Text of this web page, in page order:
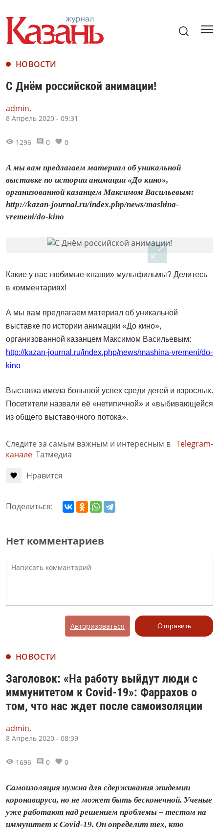
НОВОСТИ
С Днём российской анимации!
admin,
8 Апрель 2020 - 09:31
1296 0 0
А мы вам предлагаем материал об уникальной
выставке по истории анимации «До кино»,
организованной казанцем Максимом Васильевым:
http://kazan-journal.ru/index.php/news/mashina-
vremeni/do-kino
Какие у вас любимые «наши» мультфильмы? Делитесь
в комментариях!
А мы вам предлагаем материал об уникальной
выставке по истории анимации «До кино»,
организованной казанцем Максимом Васильевым:
http://kazan-journal.ru/index.php/news/mashina-vremeni/do-
kino
Выставка имела большой успех среди детей и взрослых.
Посетители назвали её «нетипичной» и «выбивающейся
из общего выставочного потока».
Следите за самым важным и интересным в Telegram-
канале Татмедиа
Нравится
Поделиться:
Нет комментариев
Авторизоваться Отправить
НОВОСТИ
Заголовок: «На работу выйдут люди с
иммунитетом к Covid-19»: Фаррахов о
том, что нас ждет после самоизоляции
admin,
8 Апрель 2020 - 08:39
1696 0 0
Самоизоляция нужна для сдерживания эпидемии
коронавируса, но не может быть бесконечной. Ученые
уже работают над решением проблемы – тестом на
иммунитет к Covid-19. Он определит тех, кто